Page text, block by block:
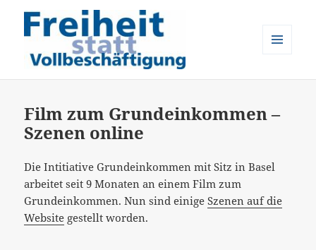
Film zum Grundeinkommen –
Szenen online
Die Intitiative Grundeinkommen mit Sitz in Basel
arbeitet seit 9 Monaten an einem Film zum
Grundeinkommen. Nun sind einigeSzenen auf die
Website gestellt worden.